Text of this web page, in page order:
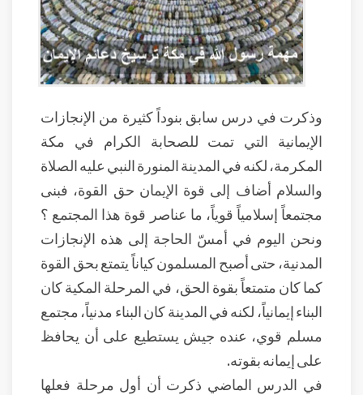
وذكرت في درس سابق بنوداً كثيرة من الإنجازات
الإيمانية التي تمت للصحابة الكرام في مكة
المكرمة، لكنه في المدينة المنورة النبي عليه الصلاة
والسلام أضاف إلى قوة الإيمان حق القوة، فبنى
مجتمعاً إسلامياً قوياً، ما عناصر قوة هذا المجتمع ؟
ونحن اليوم في أمسّ الحاجة إلى هذه الإنجازات
المدنية، حتى أصبح المسلمون كياناً يتمتع بحق القوة
كما كان متمتعاً بقوة الحق، في المرحلة المكية كان
البناء إيمانياً، لكنه في المدينة كان البناء مدنياً، مجتمع
مسلم قوي، عنده جيش يستطيع على أن يحافظ
على إيمانه بقوته.
في الدرس الماضي ذكرت أن أول مرحلة فعلها